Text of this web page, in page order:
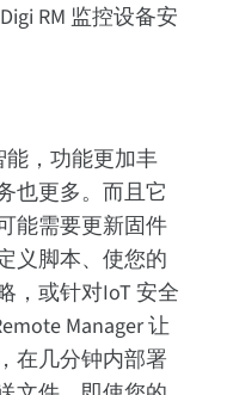
RM 监控设备安
能，功能更加丰
也更多。而且它
能需要更新固件
义脚本、使您的
，或针对IoT 安全
Manager 让
在几分钟内部署